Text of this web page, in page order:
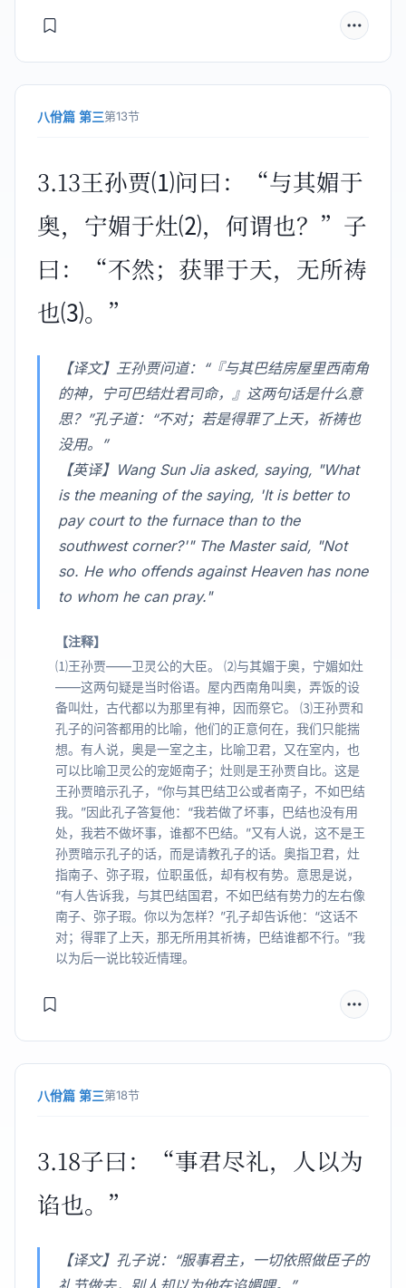
八佾篇 第三第13节
3.13王孙贾⑴问曰：“与其媚于
奥，宁媚于灶⑵，何谓也？”子
曰：“不然；获罪于天，无所祷
也⑶。”
【译文】王孙贾问道：“『与其巴结房屋里西南角
的神，宁可巴结灶君司命，』这两句话是什么意
思？”孔子道：“不对；若是得罪了上天，祈祷也
没用。”
【英译】Wang Sun Jia asked, saying, "What
is the meaning of the saying, 'It is better to
pay court to the furnace than to the
southwest corner?'" The Master said, "Not
so. He who offends against Heaven has none
to whom he can pray."
【注释】
⑴王孙贾——卫灵公的大臣。 ⑵与其媚于奥，宁媚如灶
——这两句疑是当时俗语。屋内西南角叫奥，弄饭的设
备叫灶，古代都以为那里有神，因而祭它。 ⑶王孙贾和
孔子的问答都用的比喻，他们的正意何在，我们只能揣
想。有人说，奥是一室之主，比喻卫君，又在室内，也
可以比喻卫灵公的宠姬南子；灶则是王孙贾自比。这是
王孙贾暗示孔子，“你与其巴结卫公或者南子，不如巴结
我。”因此孔子答复他：“我若做了坏事，巴结也没有用
处，我若不做坏事，谁都不巴结。”又有人说，这不是王
孙贾暗示孔子的话，而是请教孔子的话。奥指卫君，灶
指南子、弥子瑕，位职虽低，却有权有势。意思是说，
“有人告诉我，与其巴结国君，不如巴结有势力的左右像
南子、弥子瑕。你以为怎样？”孔子却告诉他：“这话不
对；得罪了上天，那无所用其祈祷，巴结谁都不行。”我
以为后一说比较近情理。
八佾篇 第三第18节
3.18子曰：“事君尽礼，人以为
谄也。”
【译文】孔子说：“服事君主，一切依照做臣子的